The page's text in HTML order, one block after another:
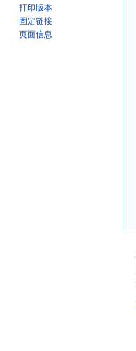
打印版本
固定链接
页面信息